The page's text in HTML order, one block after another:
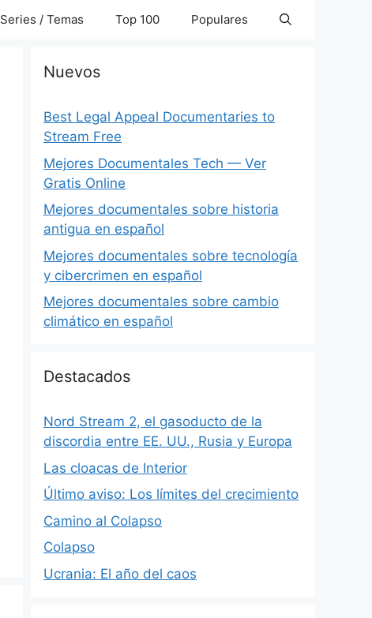
Series / Temas Top 100 Populares
Nuevos
Best Legal Appeal Documentaries to
Stream Free
Mejores Documentales Tech — Ver
Gratis Online
Mejores documentales sobre historia
antigua en español
Mejores documentales sobre tecnología
y cibercrimen en español
Mejores documentales sobre cambio
climático en español
Destacados
Nord Stream 2, el gasoducto de la
discordia entre EE. UU., Rusia y Europa
Las cloacas de Interior
Último aviso: Los límites del crecimiento
Camino al Colapso
Colapso
Ucrania: El año del caos